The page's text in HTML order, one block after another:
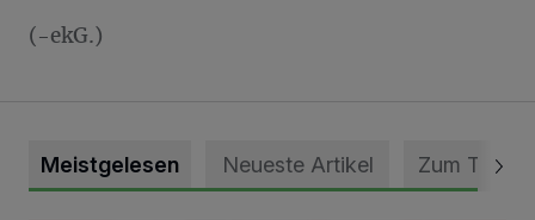
(-ekG.)
Meistgelesen Neueste Artikel Zum Thema